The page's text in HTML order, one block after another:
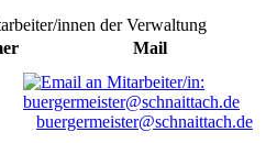
innen der Verwaltung
Mail
buergermeister@schnaittach.de